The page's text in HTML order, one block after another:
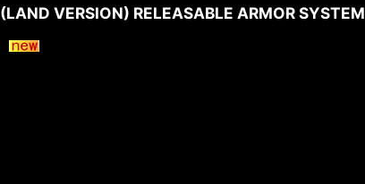
(LAND VERSION) RELEASABLE ARMOR SYSTEM